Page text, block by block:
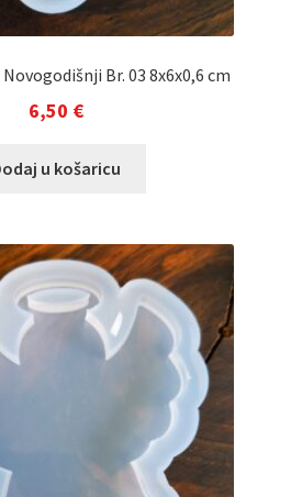
Br. 03 8x6x0,6 cm
6,50 €
u košaricu